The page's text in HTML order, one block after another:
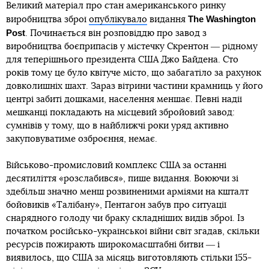
Великий матеріал про стан американського ринку
виробництва зброї опублікувало видання The Washington
Post . Починається він розповіддю про завод з
виробництва боєприпасів у містечку Скрентон ― рідному
для теперішнього президента США Джо Байдена. Сто
років тому це було квітуче місто, що забагатіло за рахунок
довколишніх шахт. Зараз вітрини частини крамниць у його
центрі забиті дошками, населення меншає. Певні надії
мешканці покладають на місцевий збройовий завод:
сумнівів у тому, що в найближчі роки уряд активно
закуповуватиме озброєння, немає.
Військово-промисловий комплекс США за останні
десятиліття «розслабився», пише видання. Воюючи зі
здебільш значно менш розвиненими арміями на кшталт
бойовиків «Талібану», Пентагон забув про ситуації
снарядного голоду чи браку складніших видів зброї. Із
початком російсько-української війни світ згадав, скільки
ресурсів пожирають широкомасштабні битви ― і
виявилось, що США за місяць виготовляють стільки 155-